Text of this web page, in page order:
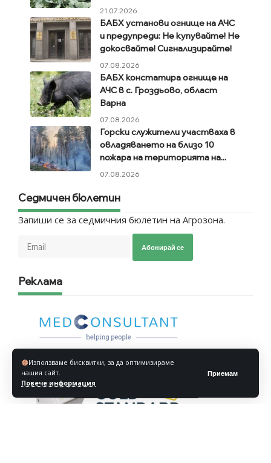
Използваме бисквитки, за да оптимизираме
нашия сайт.
Повече информация
Приемам
21.07.2026
БАБХ установи огнище на АЧС
и предупреди: Не купувайте! Не
докосвайте! Сигнализирайте!
07.08.2026
БАБХ констатира огнище на
АЧС в с. Гроздьово, област
Варна
07.08.2026
Горски служители участваха в
овладяването на близо 10
пожара на територията на...
07.08.2026
Седмичен бюлетин
Запиши се за седмичния бюлетин на Агрозона.
Абонирай се
Реклама